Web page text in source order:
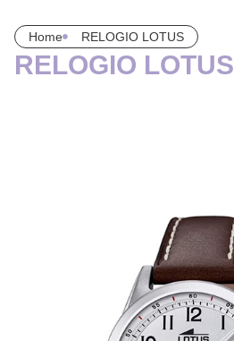
Home RELOGIO LOTUS
RELOGIO LOTUS